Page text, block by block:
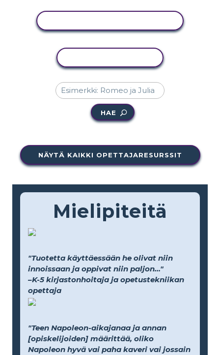
HAE
NÄYTÄ KAIKKI OPETTAJARESURSSIT
Mielipiteitä
"Tuotetta käyttäessään he olivat niin
innoissaan ja oppivat niin paljon..."
–K-5 kirjastonhoitaja ja opetustekniikan
opettaja
"Teen Napoleon-aikajanaa ja annan
[opiskelijoiden] määrittää, oliko
Napoleon hyvä vai paha kaveri vai jossain